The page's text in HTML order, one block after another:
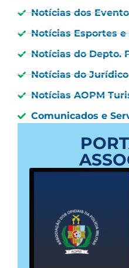
Notícias dos
Notícias Esportes
Notícias do Depto.
Notícias do Jurídico
Notícias AOPM
Comunicados e